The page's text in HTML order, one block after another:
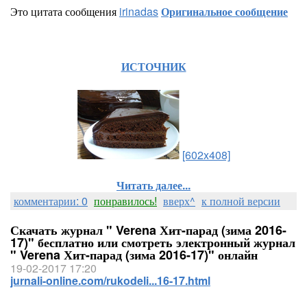
Это цитата сообщения irinadasОригинальное сообщение
ИСТОЧНИК
[602x408]
Читать далее...
комментарии: 0 понравилось! вверх^ к полной версии
Скачать журнал " Verena Хит-парад (зима 2016-
17)" бесплатно или смотреть электронный журнал
" Verena Хит-парад (зима 2016-17)" онлайн
19-02-2017 17:20
jurnali-online.com/rukodeli...16-17.html